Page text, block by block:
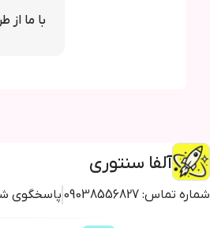
با ما از
آلفا سنتوری
شماره تماس: 09038556827 پاسخگوی